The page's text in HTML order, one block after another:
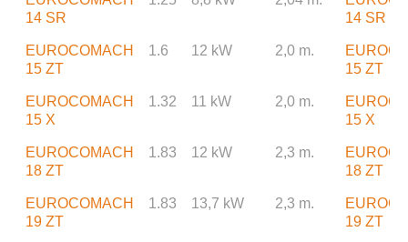
14 SR
14 SR
EUROCOMACH
15 ZT
1.6 12 kW 2,0 m.
15 ZT
EUROCOMACH
15 X
1.32 11 kW 2,0 m.
15 X
EUROCOMACH
18 ZT
1.83 12 kW 2,3 m.
18 ZT
EUROCOMACH
19 ZT
1.83 13,7 kW 2,3 m.
19 ZT